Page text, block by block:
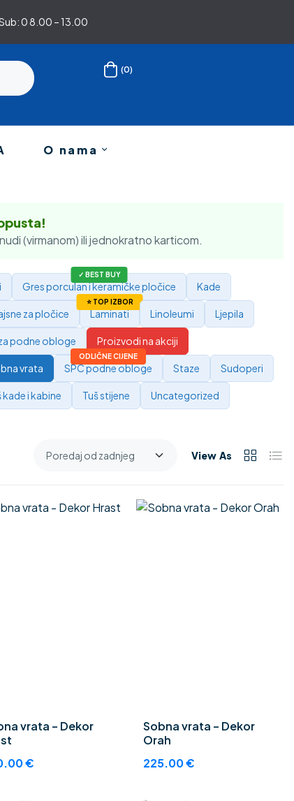
0 8.00 – 13.00
(0)
O nama
(virmanom) ili jednokratno karticom.
Gres porculan i keramičke pločice Kade
za pločice Laminati Linoleumi Ljepila
podne obloge Proizvodi na akciji
vrata SPC podne obloge Staze Sudoperi
kade i kabine Tuš stijene Uncategorized
View As
vrata – Dekor
€
Sobna vrata – Dekor
Orah
225.00€